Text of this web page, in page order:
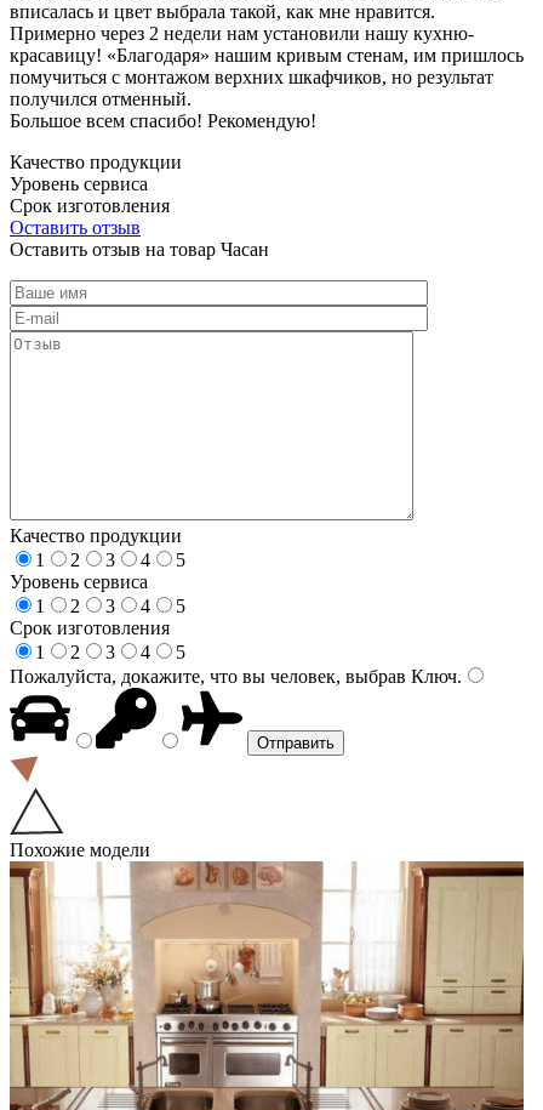
вписалась и цвет выбрала такой, как мне нравится.
Примерно через 2 недели нам установили нашу кухню-
красавицу! «Благодаря» нашим кривым стенам, им пришлось
помучиться с монтажом верхних шкафчиков, но результат
получился отменный.
Большое всем спасибо! Рекомендую!
Качество продукции
Уровень сервиса
Срок изготовления
Оставить отзыв
Оставить отзыв на товар Часан
Качество продукции
1
2 3 4
5
Уровень сервиса
1
2 3 4
5
Срок изготовления
1
2 3 4
5
Пожалуйста, докажите, что вы человек, выбрав Ключ.
Похожие модели